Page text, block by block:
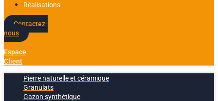
Réalisations
Contactez-
nous
Espace
Client
Pierre naturelle et céramique
Granulats
Gazon synthétique